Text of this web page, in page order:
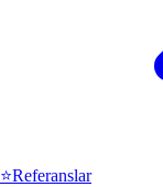
⭐Referanslar